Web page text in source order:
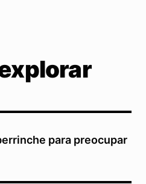
para preocupar